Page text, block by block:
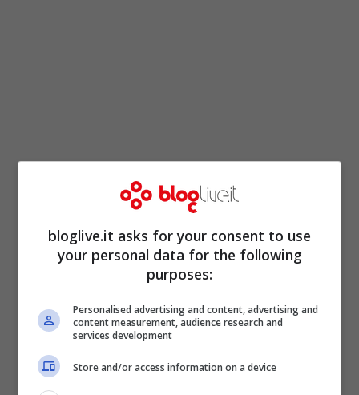
bloglive.it asks for your consent to use
your personal data for the following
purposes:
Personalised advertising and content, advertising and
content measurement, audience research and
services development
Store and/or access information on a device